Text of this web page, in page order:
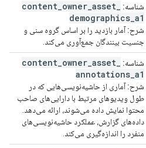
شناسه: content owner asset
demographics a1
شرح:آمار بازدید را بر اساس گروه سنی و
جنسیت بینندگان جمع‌آوری می‌کند.
شناسه: content owner asset
annotations a1
شرح:آماری از حاشیه‌نویسی‌هایی که در
طول ویدیوهای مرتبط با دارایی‌های صاحب
محتوا نمایش داده می‌شوند، ارائه می‌دهد.
داده‌های گزارش، عملکرد حاشیه‌نویسی‌های
منفرد را اندازه‌گیری می‌کند.